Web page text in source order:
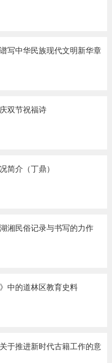
写中华民族现代文明新华章
双节祝福诗
简介（丁鼎）
湘民俗记录与书写的力作
中的道林区教育史料
于推进新时代古籍工作的意